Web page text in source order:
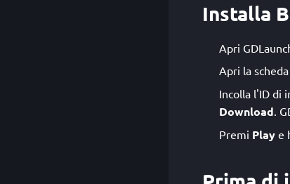
Installa
Apri
Apri la scheda
Incolla l'ID di
Download.
Premi Play e